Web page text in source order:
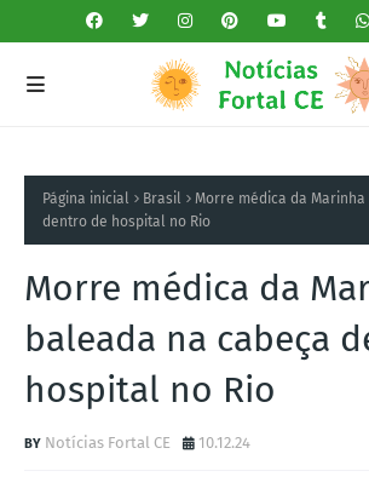
Página inicial Brasil
Morre médica da
dentro de hospital no Rio
Morre médica da
baleada na cabeça
hospital no Rio
Notícias Fortal CE 10.12.24